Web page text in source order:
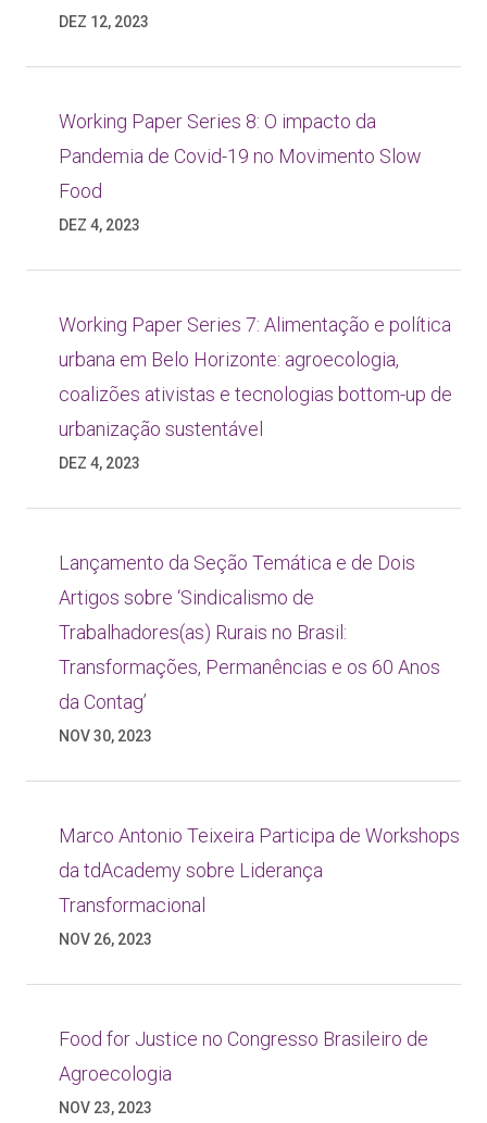
DEZ 12, 2023
Working Paper Series 8: O impacto da
Pandemia de Covid-19 no Movimento Slow
Food
DEZ 4, 2023
Working Paper Series 7: Alimentação e política
urbana em Belo Horizonte: agroecologia,
coalizões ativistas e tecnologias bottom-up de
urbanização sustentável
DEZ 4, 2023
Lançamento da Seção Temática e de Dois
Artigos sobre ‘Sindicalismo de
Trabalhadores(as) Rurais no Brasil:
Transformações, Permanências e os 60 Anos
da Contag’
NOV 30, 2023
Marco Antonio Teixeira Participa de Workshops
da tdAcademy sobre Liderança
Transformacional
NOV 26, 2023
Food for Justice no Congresso Brasileiro de
Agroecologia
NOV 23, 2023